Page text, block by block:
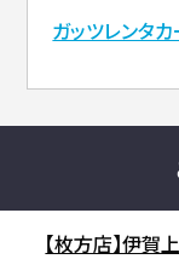
ガッツレンタ
【枚方店】伊賀